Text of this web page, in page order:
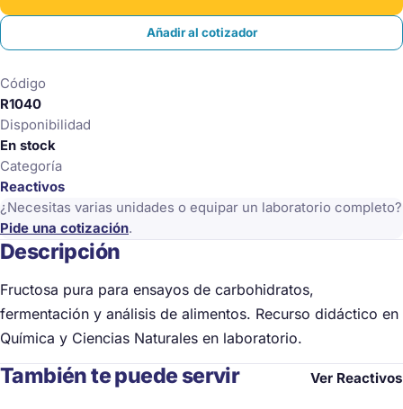
Añadir al cotizador
Código
R1040
Disponibilidad
En stock
Categoría
Reactivos
¿Necesitas varias unidades o equipar un laboratorio completo?
Pide una cotización.
Descripción
Fructosa pura para ensayos de carbohidratos,
fermentación y análisis de alimentos. Recurso didáctico en
Química y Ciencias Naturales en laboratorio.
También te puede servir Ver Reactivos